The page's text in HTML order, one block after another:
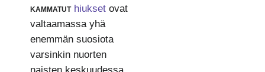
kammatut hiuksetovat
valtaamassa yhä
enemmän suosiota
varsinkin nuorten